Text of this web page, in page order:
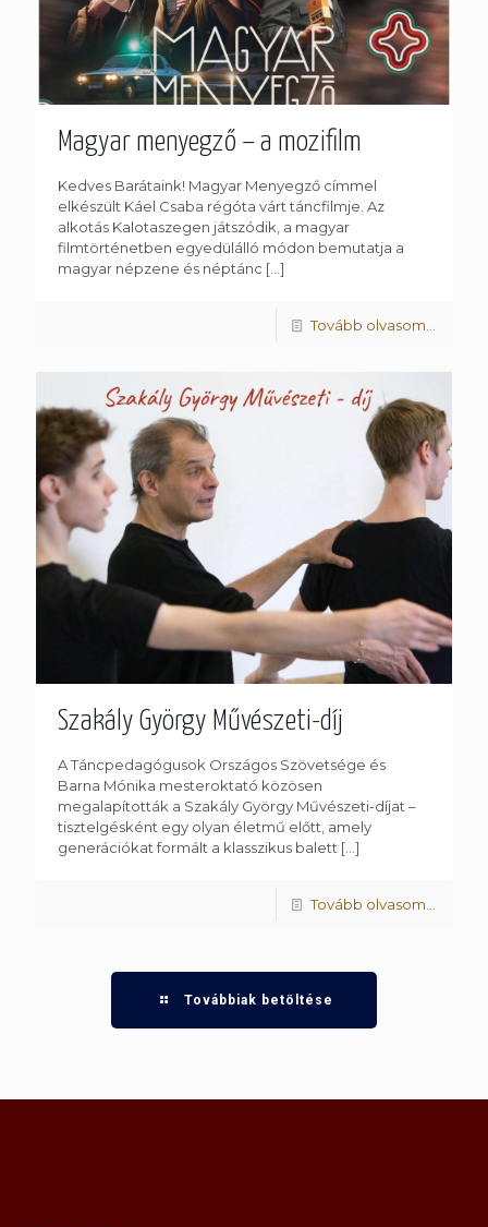
Magyar menyegző – a mozifilm
Kedves Barátaink! Magyar Menyegző címmel
elkészült Káel Csaba régóta várt táncfilmje. Az
alkotás Kalotaszegen játszódik, a magyar
filmtörténetben egyedülálló módon bemutatja a
magyar népzene és néptánc […]
Tovább olvasom...
Szakály György Művészeti-díj
A Táncpedagógusok Országos Szövetsége és
Barna Mónika mesteroktató közösen
megalapították a Szakály György Művészeti-díjat –
tisztelgésként egy olyan életmű előtt, amely
generációkat formált a klasszikus balett […]
Tovább olvasom...
Továbbiak betöltése